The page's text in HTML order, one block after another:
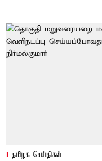
தமிழக செய்திகள்